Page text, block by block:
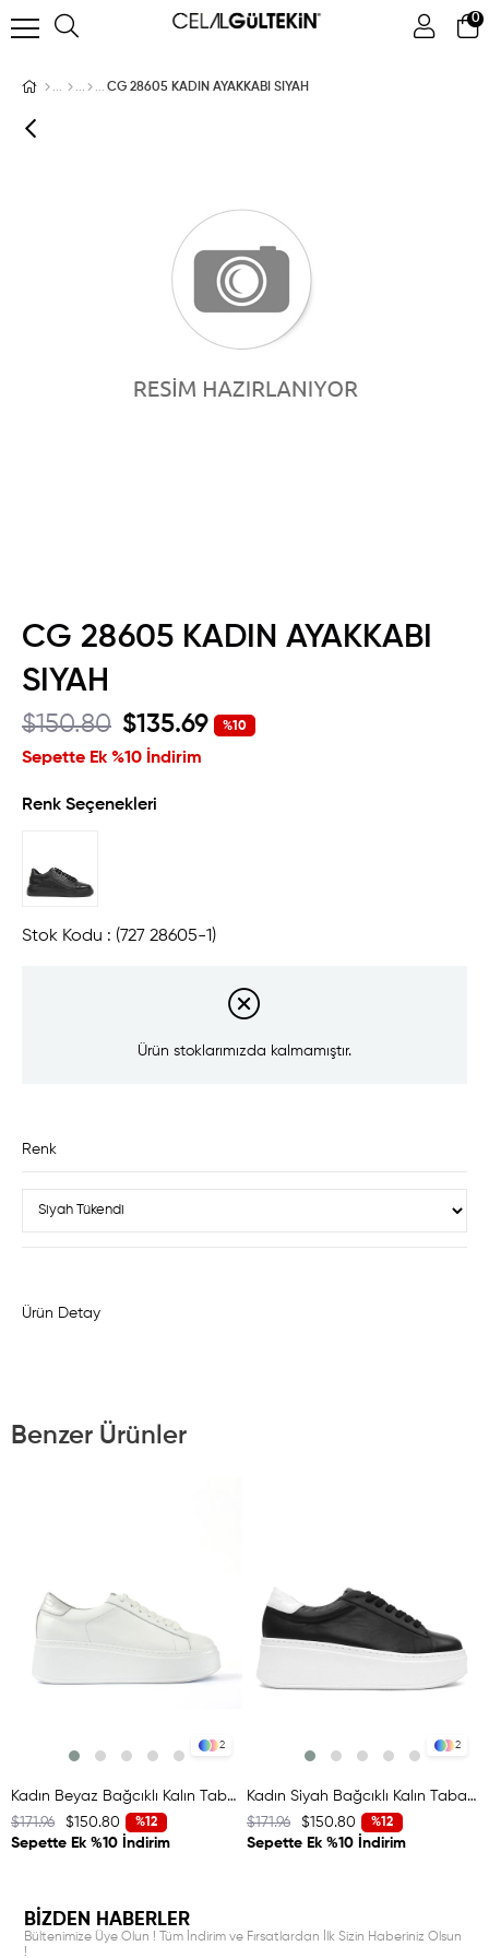
0
ÜYE GIRIŞI ÜYE OL Facebook İle Bağlan
CG 28605 KADIN AYAKKABI SIYAH
CG 28605 KADIN AYAKKABI
SIYAH
$150.80 $135.69
Sepette Ek %10 İndirim
%10
Renk Seçenekleri
Stok Kodu (727 28605-1)
Ürün stoklarımızda kalmamıştır.
Renk
Ürün Detay
Benzer Ürünler
2
Kadın Beyaz Bağcıklı Kalın Tabanlı Deri Sneaker
%12
$150.80
$171.96
Sepette Ek %10 İndirim
2
Kadın Siyah Bağcıklı Kalın Tabanlı Deri Sneaker
%12
$150.80
$171.96
Sepette Ek %10 İndirim
BİZDEN HABERLER
Bültenimize Üye Olun ! Tüm İndirim ve Fırsatlardan İlk Sizin Haberiniz Olsun
!